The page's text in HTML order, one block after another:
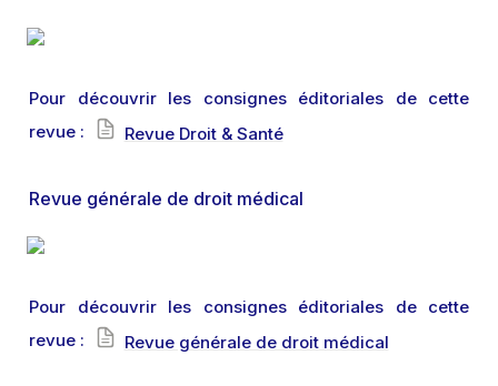
Pour découvrir les consignes éditoriales de cette
revue :
Revue Droit & Santé
Revue générale de droit médical
Pour découvrir les consignes éditoriales de cette
revue :
Revue générale de droit médical